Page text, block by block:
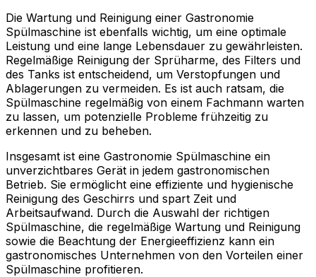
Die Wartung und Reinigung einer Gastronomie
Spülmaschine ist ebenfalls wichtig, um eine optimale
Leistung und eine lange Lebensdauer zu gewährleisten.
Regelmäßige Reinigung der Sprüharme, des Filters und
des Tanks ist entscheidend, um Verstopfungen und
Ablagerungen zu vermeiden. Es ist auch ratsam, die
Spülmaschine regelmäßig von einem Fachmann warten
zu lassen, um potenzielle Probleme frühzeitig zu
erkennen und zu beheben.
Insgesamt ist eine Gastronomie Spülmaschine ein
unverzichtbares Gerät in jedem gastronomischen
Betrieb. Sie ermöglicht eine effiziente und hygienische
Reinigung des Geschirrs und spart Zeit und
Arbeitsaufwand. Durch die Auswahl der richtigen
Spülmaschine, die regelmäßige Wartung und Reinigung
sowie die Beachtung der Energieeffizienz kann ein
gastronomisches Unternehmen von den Vorteilen einer
Spülmaschine profitieren.